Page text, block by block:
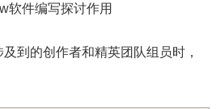
软件编写探讨作用
到的创作者和精英团队组员时，